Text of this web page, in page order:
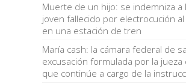
Muerte de un hijo: se indemniza a
joven fallecido por electrocución al
en una estación de tren
María cash: la cámara federal de
excusación formulada por la
que continúe a cargo de la